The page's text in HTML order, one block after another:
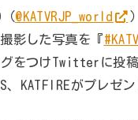
（@KATVRJP_world
影した写真を『
グをつけTwitterに投
KATFIREがプレゼン